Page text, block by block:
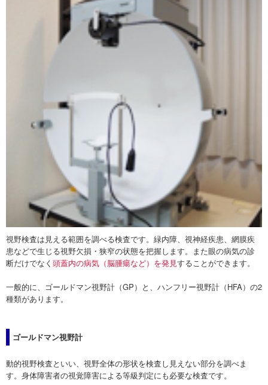
視野検査は見える範囲を調べる検査です。緑内障、視神経疾患、網膜疾
患などで生じる視野欠損・狭窄の状態を把握します。また眼の病気の診
断だけでなく 頭蓋内の病気（脳腫瘍など）を発見することができます。
一般的に、ゴールドマン視野計（GP）と、ハンフリー視野計（HFA）の2
種類があります。
ゴールドマン視野計
動的視野検査といい、視野全体の形状を検査し見えない部分を調べま
す。身体障害者の視覚障害による等級判定にも必要な検査です。